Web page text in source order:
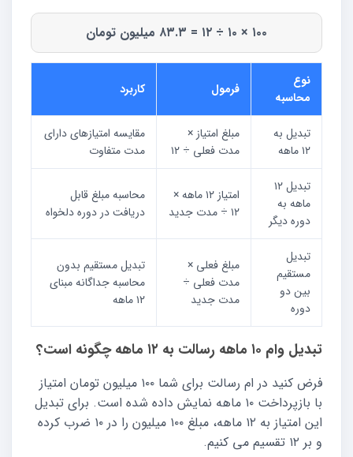
۱۰۰ × ۱۰ ÷ ۱۲ = ۸۳.۳ میلیون تومان
نوع
محاسبه
فرمول کاربرد
تبدیل به
۱۲ ماهه
مبلغ امتیاز ×
مدت فعلی ÷ ۱۲
مقایسه امتیازهای دارای
مدت متفاوت
تبدیل ۱۲
ماهه به
دوره دیگر
امتیاز ۱۲ ماهه ×
۱۲ ÷ مدت جدید
محاسبه مبلغ قابل
دریافت در دوره دلخواه
تبدیل
مستقیم
بین دو
دوره
مبلغ فعلی ×
مدت فعلی ÷
مدت جدید
تبدیل مستقیم بدون
محاسبه جداگانه مبنای
۱۲ ماهه
تبدیل وام ۱۰ ماهه رسالت به ۱۲ ماهه چگونه است؟
فرض کنید در ام رسالت برای شما ۱۰۰ میلیون تومان امتیاز
با بازپرداخت ۱۰ ماهه نمایش داده شده است. برای تبدیل
این امتیاز به ۱۲ ماهه، مبلغ ۱۰۰ میلیون را در ۱۰ ضرب کرده
و بر ۱۲ تقسیم می کنیم.